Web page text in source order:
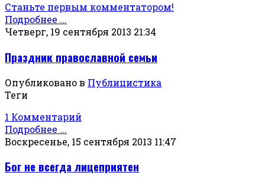
Станьте первым комментатором!
Подробнее ...
Четверг, 19 сентября 2013 21:34
Праздник православной семьи
Опубликовано в Публицистика
Теги
1 Комментарий
Подробнее ...
Воскресенье, 15 сентября 2013 11:47
Бог не всегда лицеприятен